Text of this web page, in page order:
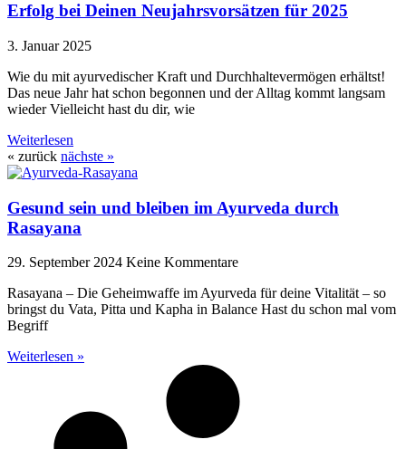
Erfolg bei Deinen Neujahrsvorsätzen für 2025
3. Januar 2025
Wie du mit ayurvedischer Kraft und Durchhaltevermögen erhältst!
Das neue Jahr hat schon begonnen und der Alltag kommt langsam
wieder Vielleicht hast du dir, wie
Weiterlesen
« zurück nächste »
Gesund sein und bleiben im Ayurveda durch
Rasayana
29. September 2024 Keine Kommentare
Rasayana – Die Geheimwaffe im Ayurveda für deine Vitalität – so
bringst du Vata, Pitta und Kapha in Balance Hast du schon mal vom
Begriff
Weiterlesen »